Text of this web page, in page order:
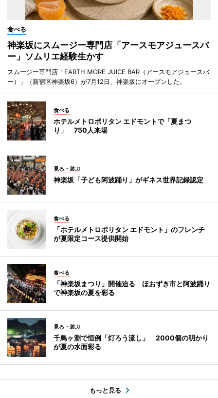
食べる
神楽坂にスムージー専門店「アースモアジュースバ
ー」ソムリエ経験生かす
スムージー専門店「EARTH MORE JUICE BAR（アースモアジュースバ
ー）」（新宿区神楽坂6）が7月12日、神楽坂にオープンした。
食べる
ホテルメトロポリタン エドモントで「夏まつ
り」 750人来場
見る・遊ぶ
神楽坂「子ども阿波踊り」がギネス世界記録認定
食べる
「ホテルメトロポリタン エドモント」のフレンチ
が夏限定コース提供開始
食べる
「神楽坂まつり」開催迫る ほおずき市と阿波踊り
で神楽坂の夏を彩る
見る・遊ぶ
千鳥ヶ淵で恒例「灯ろう流し」 2000個の明かり
が夏の水面彩る
もっと見る